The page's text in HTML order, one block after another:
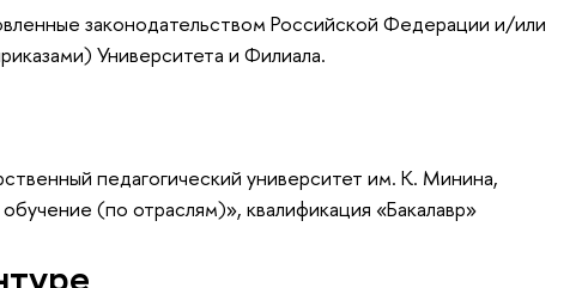
законодательством Российской Федерации и/или
Университета и Филиала.
педагогический университет им. К. Минина,
(по отраслям)», квалификация «Бакалавр»